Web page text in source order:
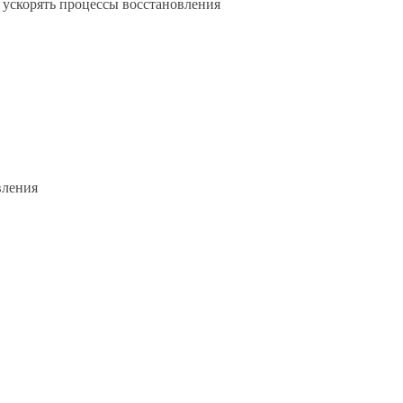
процессы восстановления